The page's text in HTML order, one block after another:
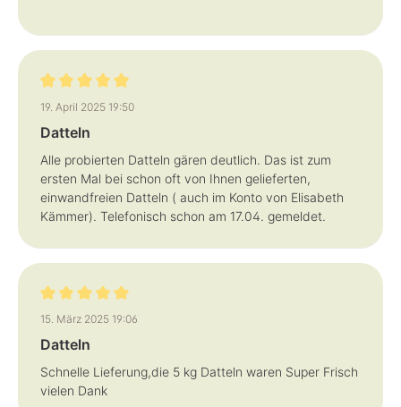
Bewertung mit 5 von 5 Sternen
19. April 2025 19:50
Datteln
Alle probierten Datteln gären deutlich. Das ist zum
ersten Mal bei schon oft von Ihnen gelieferten,
einwandfreien Datteln ( auch im Konto von Elisabeth
Kämmer). Telefonisch schon am 17.04. gemeldet.
Bewertung mit 5 von 5 Sternen
15. März 2025 19:06
Datteln
Schnelle Lieferung,die 5 kg Datteln waren Super Frisch
vielen Dank